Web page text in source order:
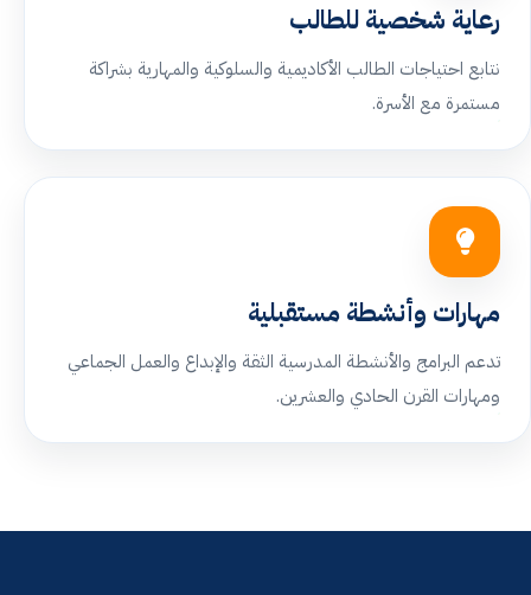
رعاية شخصية للطالب
نتابع احتياجات الطالب الأكاديمية والسلوكية والمهارية بشراكة
مستمرة مع الأسرة.
مهارات وأنشطة مستقبلية
تدعم البرامج والأنشطة المدرسية الثقة والإبداع والعمل الجماعي
ومهارات القرن الحادي والعشرين.